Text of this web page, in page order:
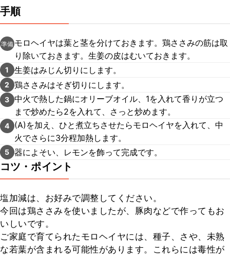
手順
準備 モロヘイヤは葉と茎を分けておきます。鶏ささみの筋は取
り除いておきます。生姜の皮はむいておきます。
1 生姜はみじん切りにします。
2 鶏ささみはそぎ切りにします。
3 中火で熱した鍋にオリーブオイル、1を入れて香りが立つ
まで炒めたら2を入れて、さっと炒めます。
4
(A)を加え、ひと煮立ちさせたらモロヘイヤを入れて、中
火でさらに3分程加熱します。
5 器によそい、レモンを飾って完成です。
コツ・ポイント
塩加減は、お好みで調整してください。
今回は鶏ささみを使いましたが、豚肉などで作ってもお
いしいです。
ご家庭で育てられたモロヘイヤには、種子、さや、未熟
な若葉が含まれる可能性があります。これらには毒性が